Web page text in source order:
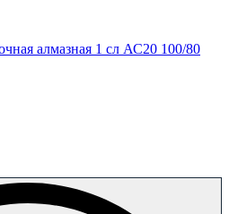
алмазная 1 сл АС20 100/80